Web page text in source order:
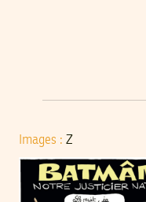
Images : Z